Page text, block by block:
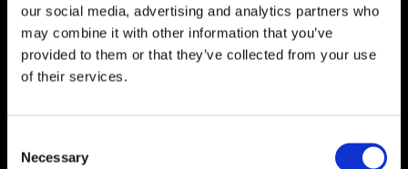
our social media, advertising and analytics partners who
may combine it with other information that you’ve
provided to them or that they’ve collected from your use
of their services.
Selection
Necessary